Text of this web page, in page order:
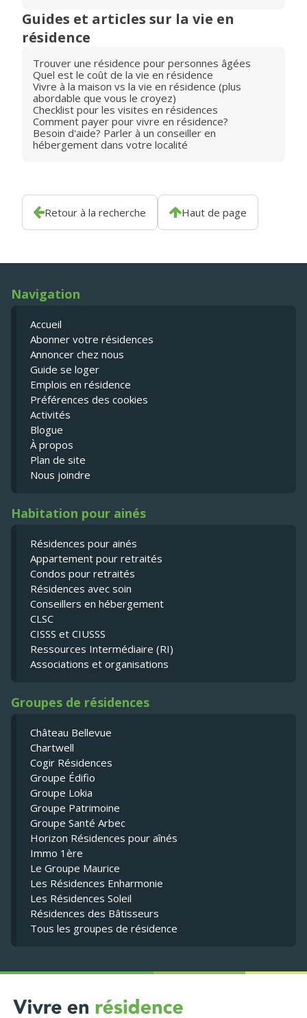
Guides et articles sur la vie en
résidence
Trouver une résidence pour personnes âgées
Quel est le coût de la vie en résidence
Vivre à la maison vs la vie en résidence (plus
abordable que vous le croyez)
Checklist pour les visites en résidences
Comment payer pour vivre en résidence?
Besoin d'aide? Parler à un conseiller en
hébergement dans votre localité
Retour à la recherche Haut de page
Navigation
Accueil
Abonner votre résidences
Annoncer chez nous
Guide se loger
Emplois en résidence
Préférences des cookies
Activités
Blogue
À propos
Plan de site
Nous joindre
Habitation pour ainés
Résidences pour ainés
Appartement pour retraités
Condos pour retraités
Résidences avec soin
Conseillers en hébergement
CLSC
CISSS et CIUSSS
Ressources Intermédiaire (RI)
Associations et organisations
Groupes de résidences
Château Bellevue
Chartwell
Cogir Résidences
Groupe Édifio
Groupe Lokia
Groupe Patrimoine
Groupe Santé Arbec
Horizon Résidences pour aînés
Immo 1ère
Le Groupe Maurice
Les Résidences Enharmonie
Les Résidences Soleil
Résidences des Bâtisseurs
Tous les groupes de résidence